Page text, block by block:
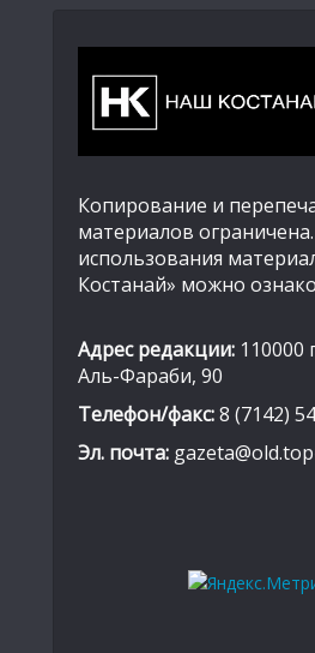
Копирование и
материалов
использования
Костанай» можно
Адрес редакции: 110000
Аль-Фараби, 90
Телефон/факс:8 (7142)
Эл. почта: